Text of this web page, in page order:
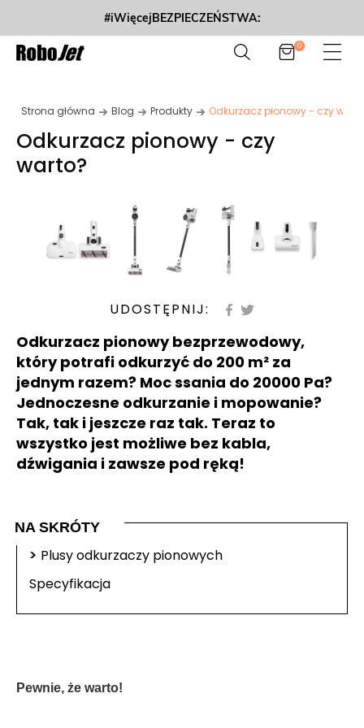
#iWięcejBEZPIECZEŃSTWA:
0
Strona główna Blog Produkty Odkurzacz pionowy - czy
Odkurzacz pionowy - czy
warto?
UDOSTĘPNIJ:
Odkurzacz pionowybezprzewodowy,
który potrafi odkurzyć do 200 m² za
jednym razem? Moc ssania do 20000 Pa?
Jednoczesne odkurzanie i mopowanie?
Tak, tak i jeszcze raz tak. Teraz to
wszystko jest możliwe bez kabla,
dźwigania i zawsze pod ręką!
NA SKRÓTY
> Plusy odkurzaczy pionowych
Specyfikacja
Pewnie, że warto!